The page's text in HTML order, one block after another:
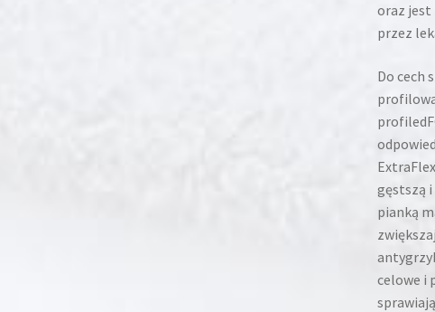
oraz jest
przez
Do cech
gęstszą
pianką
celowe i